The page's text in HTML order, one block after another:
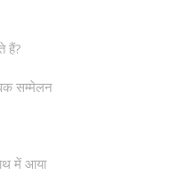
हैं?
सम्मेलन
में आया